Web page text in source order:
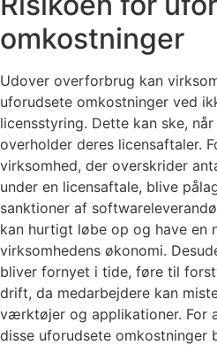
omkostninger
Udover overforbrug kan
uforudsete omkostninger ved
licensstyring. Dette kan ske,
overholder deres licensaftaler.
virksomhed, der overskrider
under en licensaftale, blive
sanktioner af
kan hurtigt løbe op og have en
virksomhedens økonomi.
bliver fornyet i tide, føre til
drift, da medarbejdere kan
værktøjer og applikationer. For
disse uforudsete omkostninger